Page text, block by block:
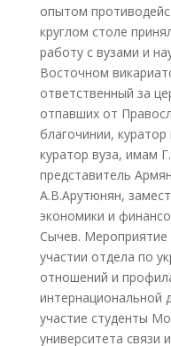
опытом
круглом столе
работу с вузами и
Восточном
ответственный за
отпавших от
благочинии,
куратор вуза, имам
представитель
А.В.Арутюнян,
экономики и
Сычев. Мероприятие
участии отдела по
отношений и
интернациональной
участие студенты
университета связи